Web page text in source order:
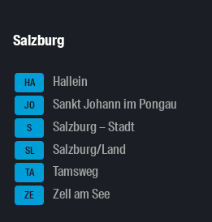
Salzburg
HA Hallein
JO Sankt Johann im Pongau
S Salzburg – Stadt
SL Salzburg/Land
TA Tamsweg
ZE Zell am See